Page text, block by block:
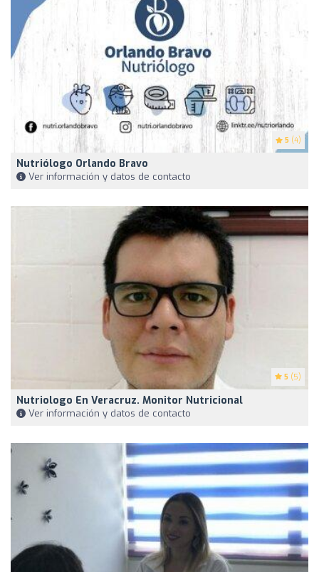
5 (4)
Nutriólogo Orlando Bravo
Ver información y datos de contacto
5 (5)
Nutriologo En Veracruz. Monitor Nutricional
Ver información y datos de contacto